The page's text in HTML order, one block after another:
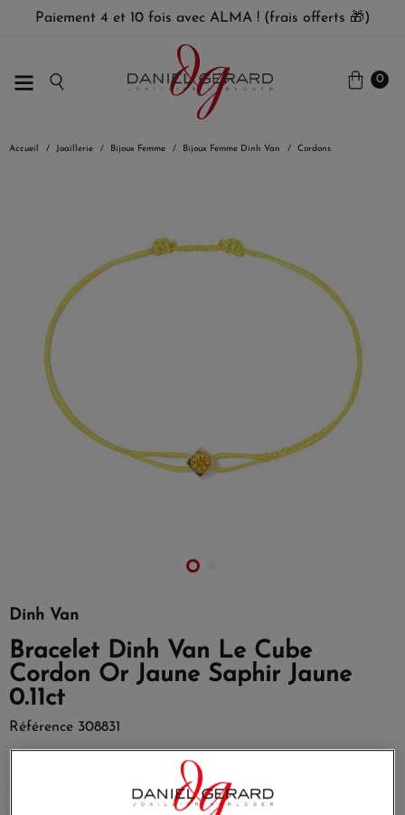
Paiement 4 et 10 fois avec ALMA ! (frais offerts 🎁)
0
Accueil Joaillerie Bijoux Femme Bijoux Femme Dinh Van Cordons
Dinh Van
Bracelet Dinh Van Le Cube
Cordon Or Jaune Saphir Jaune
0.11ct
Référence 308831
Le bracelet Dinh Van Le Cube en or jaune orné d'un saphir
jaune de 0.11 carat sur cordon jaune.
Symbole de raffinement, le bracelet Le Cube Cordon met à